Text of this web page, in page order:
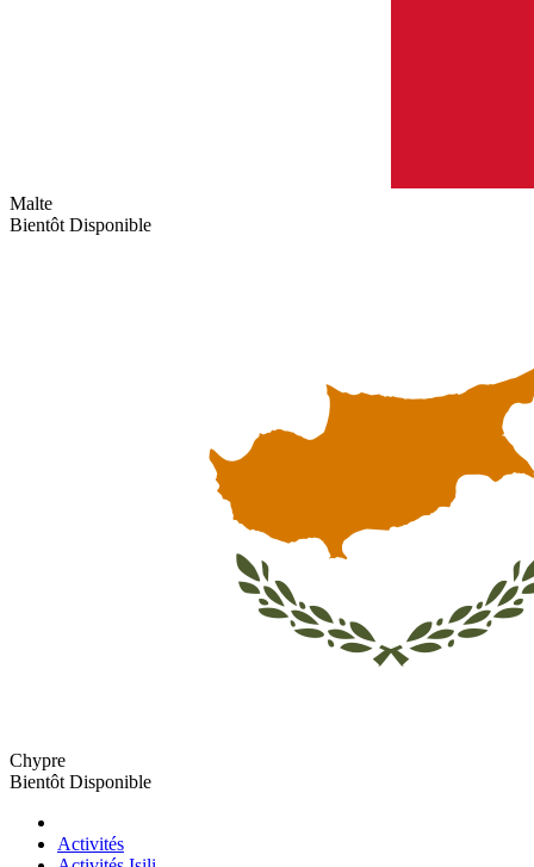
Malte
Bientôt Disponible
Chypre
Bientôt Disponible
Activités